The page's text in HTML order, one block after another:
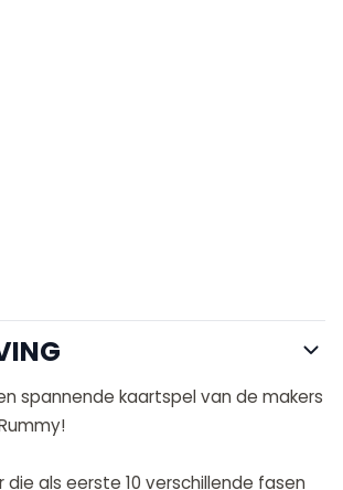
spannende kaartspel van de makers
als eerste 10 verschillende fasen